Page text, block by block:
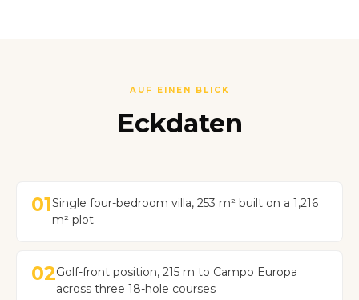
AUF EINEN BLICK
Eckdaten
01Single four-bedroom villa, 253 m² built on a 1,216
m² plot
02Golf-front position, 215 m to Campo Europa
across three 18-hole courses